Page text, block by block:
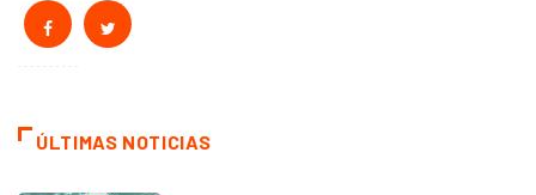
ÚLTIMAS NOTICIAS